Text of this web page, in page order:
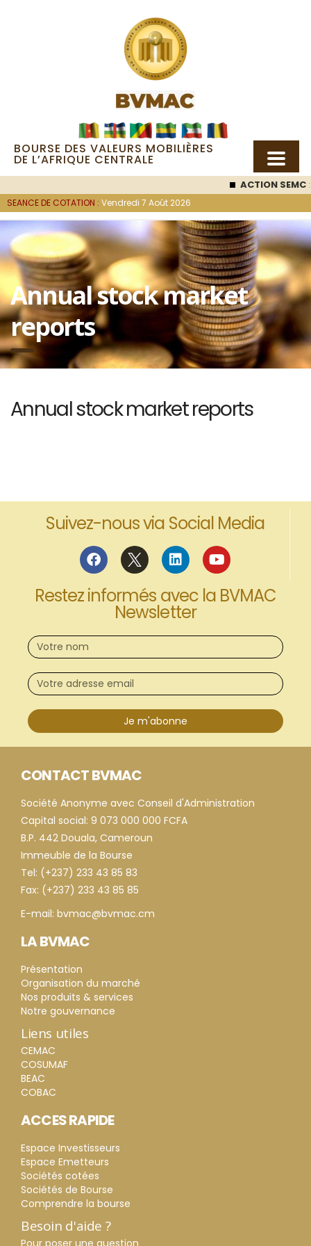
BOURSE DES VALEURS MOBILIÈRES
DE L’AFRIQUE CENTRALE
ACTION SEMC:
SEANCE DE COTATION : Vendredi 7 Août 2026
Annual stock market
reports
Annual stock market reports
Suivez-nous via Social Media
Restez informés avec la BVMAC
Newsletter
Je m'abonne
CONTACT BVMAC
Société Anonyme avec Conseil d'Administration
Capital social: 9 073 000 000 FCFA
B.P. 442 Douala, Cameroun
Immeuble de la Bourse
Tel: (+237) 233 43 85 83
Fax: (+237) 233 43 85 85
E-mail: bvmac@bvmac.cm
LA BVMAC
Présentation
Organisation du marché
Nos produits & services
Notre gouvernance
Liens utiles
CEMAC
COSUMAF
BEAC
COBAC
ACCES RAPIDE
Espace Investisseurs
Espace Emetteurs
Sociétés cotées
Sociétés de Bourse
Comprendre la bourse
Besoin d'aide ?
Pour poser une question